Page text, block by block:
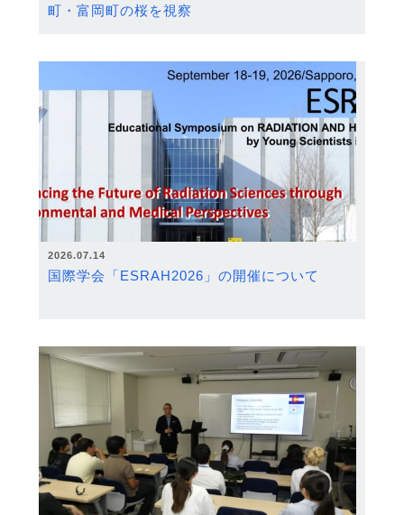
町・富岡町の桜を視察
2026.07.14
国際学会「ESRAH2026」の開催について